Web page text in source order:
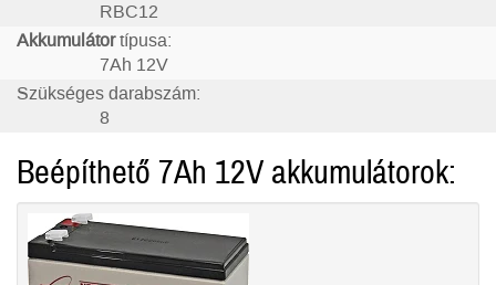
RBC12
Akkumulátortípusa:
7Ah 12V
Szükséges darabszám:
8
Beépíthető 7Ah 12V akkumulátorok: